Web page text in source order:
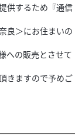
供するため『通信
良＞にお住まいの
への販売とさせて
きますので予めご